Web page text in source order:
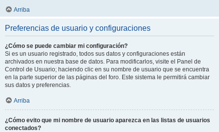
Arriba
Preferencias de usuario y configuraciones
¿Cómo se puede cambiar mi configuración?
Si es un usuario registrado, todos sus datos y configuraciones están
archivados en nuestra base de datos. Para modificarlos, visite el Panel de
Control de Usuario; haciendo clic en su nombre de usuario que se encuentra
en la parte superior de las páginas del foro. Este sistema le permitirá cambiar
sus datos y preferencias.
Arriba
¿Cómo evito que mi nombre de usuario aparezca en las listas de usuarios
conectados?